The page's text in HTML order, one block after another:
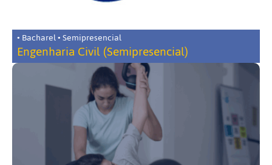
• Bacharel • Semipresencial
Engenharia Civil (Semipresencial)